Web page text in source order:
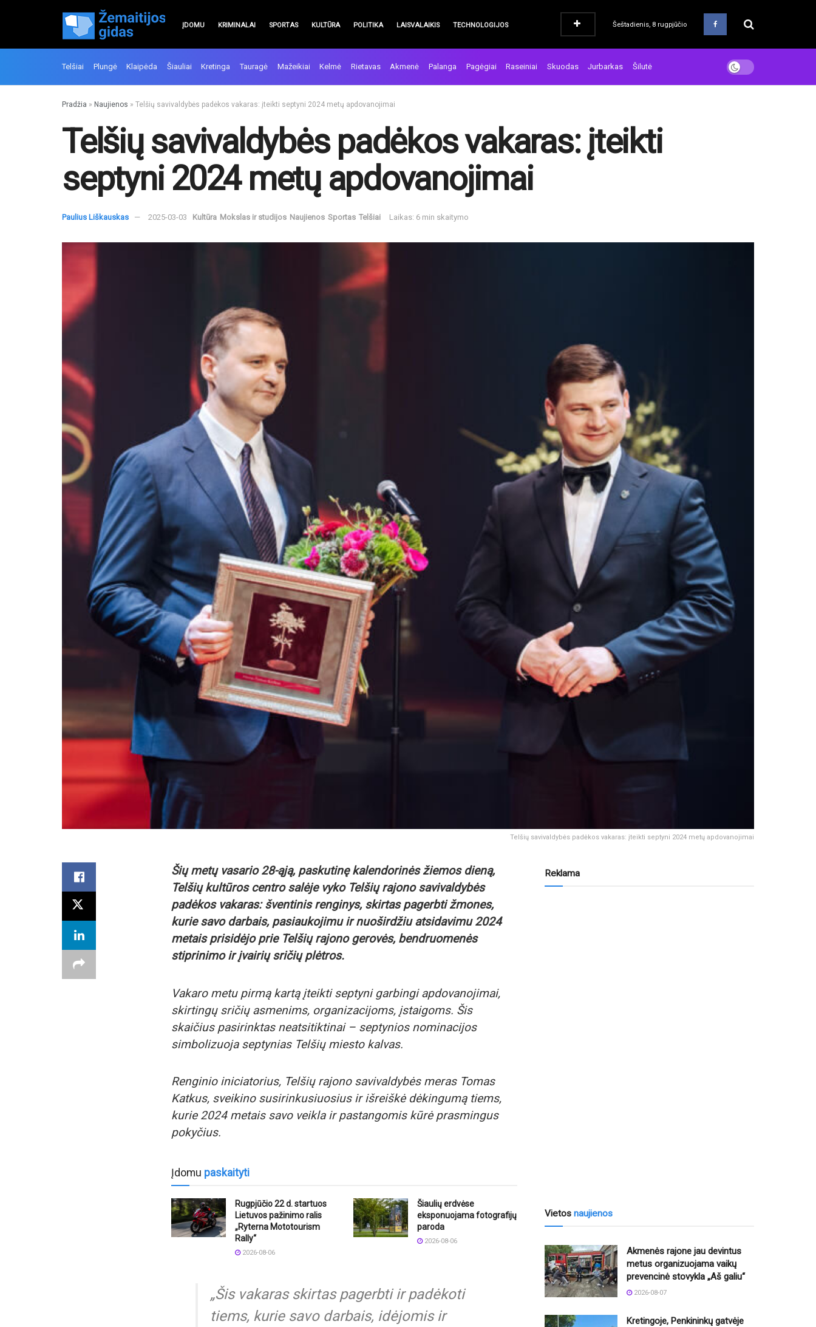
ĮDOMU KRIMINALAI SPORTAS KULTŪRA POLITIKA LAISVALAIKIS TECHNOLOGIJOS Šeštadienis, 8 rugpjūčio
Telšiai Plungė Klaipėda Šiauliai Kretinga Tauragė Mažeikiai Kelmė Rietavas Akmenė Palanga Pagėgiai Raseiniai Skuodas Jurbarkas Šilutė
Pradžia » Naujienos » Telšių savivaldybės padėkos vakaras: įteikti septyni 2024 metų apdovanojimai
Telšių savivaldybės padėkos vakaras: įteikti
septyni 2024 metų apdovanojimai
Paulius Liškauskas 2025-03-03 Kultūra Mokslas ir studijos Naujienos Sportas Telšiai Laikas: 6 min skaitymo
Telšių savivaldybės padėkos vakaras: įteikti septyni 2024 metų apdovanojimai
Šių metų vasario 28-ąją, paskutinę kalendorinės žiemos dieną,
Telšių kultūros centro salėje vyko Telšių rajono savivaldybės
padėkos vakaras: šventinis renginys, skirtas pagerbti žmones,
kurie savo darbais, pasiaukojimu ir nuoširdžiu atsidavimu 2024
metais prisidėjo prie Telšių rajono gerovės, bendruomenės
stiprinimo ir įvairių sričių plėtros.
Vakaro metu pirmą kartą įteikti septyni garbingi apdovanojimai,
skirtingų sričių asmenims, organizacijoms, įstaigoms. Šis
skaičius pasirinktas neatsitiktinai – septynios nominacijos
simbolizuoja septynias Telšių miesto kalvas.
Renginio iniciatorius, Telšių rajono savivaldybės meras Tomas
Katkus, sveikino susirinkusiuosius ir išreiškė dėkingumą tiems,
kurie 2024 metais savo veikla ir pastangomis kūrė prasmingus
pokyčius.
Įdomu paskaityti
Rugpjūčio 22 d. startuos
Lietuvos pažinimo ralis
„Ryterna Mototourism
Rally“
2026-08-06
Šiaulių erdvėse
eksponuojama fotografijų
paroda
2026-08-06
„Šis vakaras skirtas pagerbti ir padėkoti
tiems, kurie savo darbais, idėjomis ir
Reklama
Vietos naujienos
Akmenės rajone jau devintus
metus organizuojama vaikų
prevencinė stovykla „Aš galiu“
2026-08-07
Kretingoje, Penkininkų gatvėje